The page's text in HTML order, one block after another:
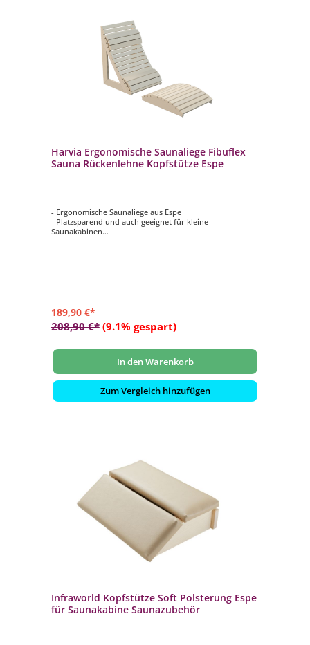
Harvia Ergonomische Saunaliege Fibuflex
Sauna Rückenlehne Kopfstütze Espe
- Ergonomische Saunaliege aus Espe
- Platzsparend und auch geeignet für kleine
Saunakabinen
189,90 €*
208,90 €* (9.1% gespart)
In den Warenkorb
Zum Vergleich hinzufügen
Infraworld Kopfstütze Soft Polsterung Espe
für Saunakabine Saunazubehör